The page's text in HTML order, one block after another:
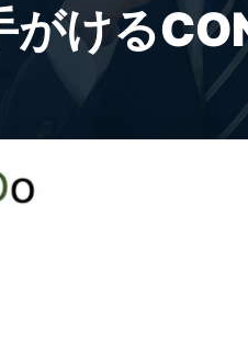
がける